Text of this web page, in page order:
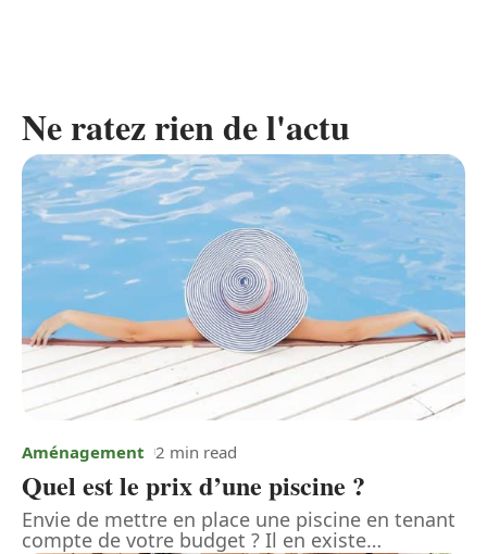
Ne ratez rien de l'actu
Aménagement 2 min read
Quel est le prix d’une piscine ?
Envie de mettre en place une piscine en tenant
compte de votre budget ? Il en existe…